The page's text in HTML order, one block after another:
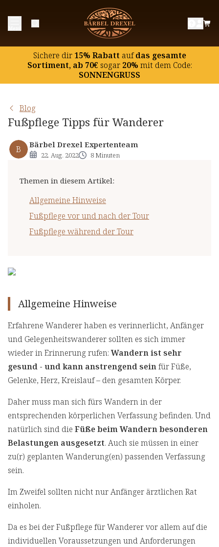
Sichere dir15% Rabatt aufdas gesamte
Sortiment, ab 70€ sogar20% mit dem Code:
SONNENGRUSS
Blog
Fußpflege Tipps für Wanderer
B Bärbel Drexel Expertenteam
22. Aug. 2022 8 Minuten
Themen in diesem Artikel:
Allgemeine Hinweise
Fußpflege vor und nach der Tour
Fußpflege während der Tour
Allgemeine Hinweise
Fußpflege vor und nach der Tour
Fußpflege während der Tour
Allgemeine Hinweise
Erfahrene Wanderer haben es verinnerlicht, Anfänger
und Gelegenheitswanderer sollten es sich immer
wieder in Erinnerung rufen:Wandern ist sehr
gesund - und kann anstrengend seinfür Füße,
Gelenke, Herz, Kreislauf – den gesamten Körper.
Daher muss man sich fürs Wandern in der
entsprechenden körperlichen Verfassung befinden. Und
natürlich sind die Füße beim Wandern besonderen
Belastungen ausgesetzt. Auch sie müssen in einer
zu(r) geplanten Wanderung(en) passenden Verfassung
sein.
Im Zweifel sollten nicht nur Anfänger ärztlichen Rat
einholen.
Da es bei der Fußpflege für Wanderer vor allem auf die
individuellen Voraussetzungen und Anforderungen